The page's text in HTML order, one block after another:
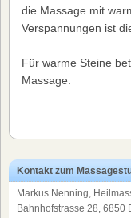
die Massage mit
Verspannungen ist
Für warme Steine
Massage.
Kontakt zum
Markus Nenning,
Bahnhofstrasse 28, 6850